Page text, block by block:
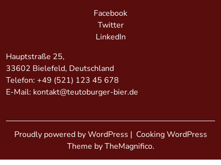
Facebook
Twitter
LinkedIn
Hauptstraße 25,
33602 Bielefeld, Deutschland
Telefon: +49 (521) 123 45 678
E-Mail: kontakt@teutoburger-bier.de
Proudly powered by WordPress | Cooking WordPress
Theme by TheMagnifico.